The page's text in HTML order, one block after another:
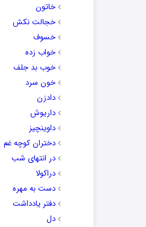
خاتون
خجالت نکش
خسوف
خواب زده
خوب بد جلف
خون سرد
دادزن
داریوش
داوینچیز
دختران کوچه غم
در انتهای شب
دراکولا
دست به مهره
دفتر یادداشت
دل